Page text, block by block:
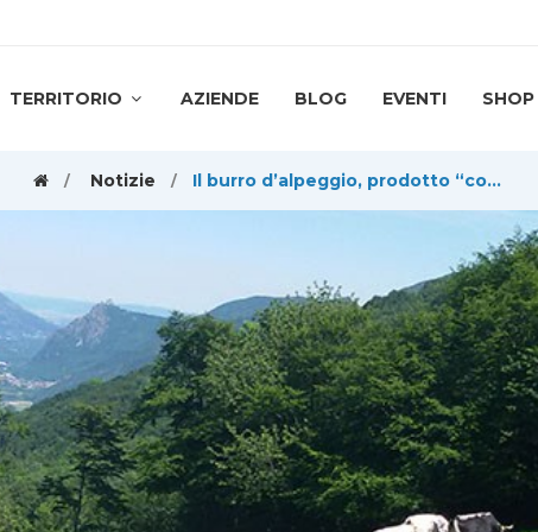
TERRITORIO AZIENDE BLOG EVENTI SHOP
Notizie Il burro d’alpeggio, prodotto “come una volta” e ricco di sapori, profumi e virtù salutari